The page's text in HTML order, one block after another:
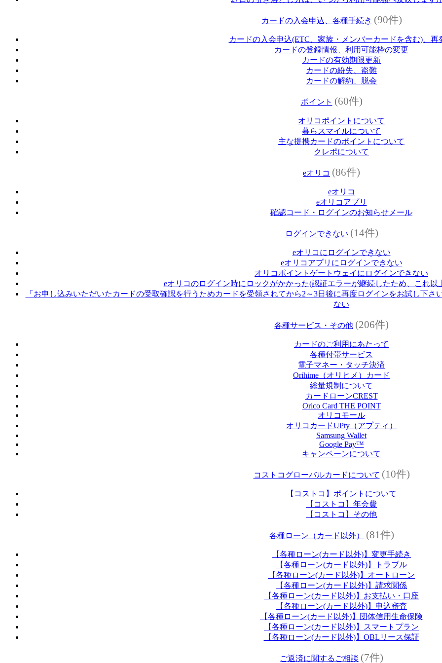
カードの入会申込、各種手続き (90件)
カードの入会申込(ETC、家族・メンバーカードを含む)、再
カードの登録情報、利用可能枠の変更
カードの有効期限更新
カードの紛失、盗難
カードの解約、脱会
ポイント (60件)
オリコポイントについて
暮らスマイルについて
主な提携カードのポイントについて
クレポについて
eオリコ (86件)
eオリコ
eオリコアプリ
確認コード・ログインのお知らせメール
ログインできない (14件)
eオリコにログインできない
eオリコアプリにログインできない
オリコポイントゲートウェイにログインできない
eオリコのログイン時にロックがかかった(認証エラーが継続したため、これ以
「お申し込みいただいたカードの受取確認を行うためカードを受領されてから2～3日後に再度ログインをお試し下
ない
各種サービス・その他 (206件)
カードのご利用にあたって
各種付帯サービス
電子マネー・タッチ決済
Orihime（オリヒメ）カード
総量規制について
カードローンCREST
Orico Card THE POINT
オリコモール
オリコカードUPty（アプティ）
Samsung Wallet
Google Pay™
キャンペーンについて
コストコグローバルカードについて (10件)
【コストコ】ポイントについて
【コストコ】年会費
【コストコ】その他
各種ローン（カード以外） (81件)
【各種ローン(カード以外)】変更手続き
【各種ローン(カード以外)】トラブル
【各種ローン(カード以外)】オートローン
【各種ローン(カード以外)】請求関係
【各種ローン(カード以外)】お支払い・口座
【各種ローン(カード以外)】申込審査
【各種ローン(カード以外)】団体信用生命保険
【各種ローン(カード以外)】スマートプラン
【各種ローン(カード以外)】OBLリース保証
ご返済に関するご相談 (7件)